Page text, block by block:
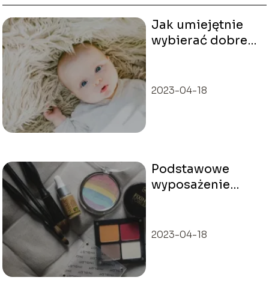
Jak umiejętnie
wybierać dobre
2023-04-18
Podstawowe
wyposażenie
2023-04-18